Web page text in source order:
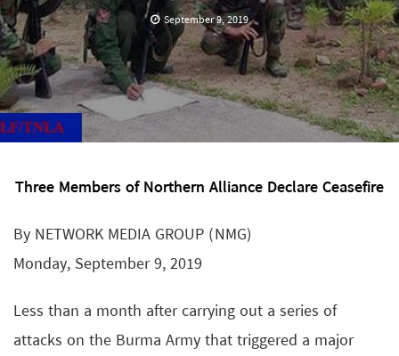
September 9, 2019
Three Members of Northern Alliance Declare Ceasefire
By NETWORK MEDIA GROUP (NMG)
Monday, September 9, 2019
Less than a month after carrying out a series of
attacks on the Burma Army that triggered a major